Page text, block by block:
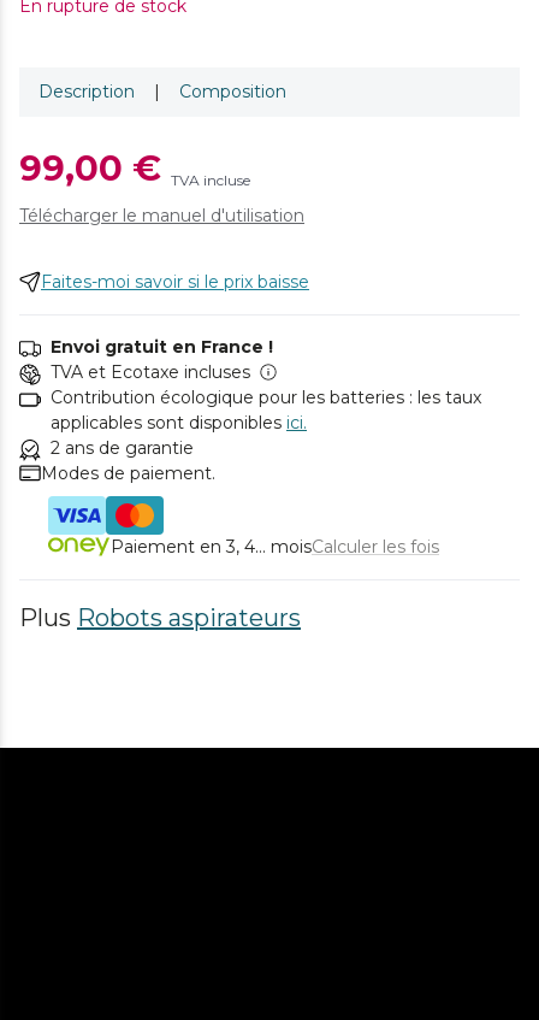
En rupture de stock
Description | Composition
99,00 € TVA incluse
Télécharger le manuel d'utilisation
Faites-moi savoir si le prix baisse
Envoi gratuit en France !
TVA et Ecotaxe incluses
Contribution écologique pour les batteries : les taux
applicables sont disponibles ici.
2 ans de garantie
Modes de paiement.
Paiement en 3, 4... moisCalculer les fois
Plus Robots aspirateurs